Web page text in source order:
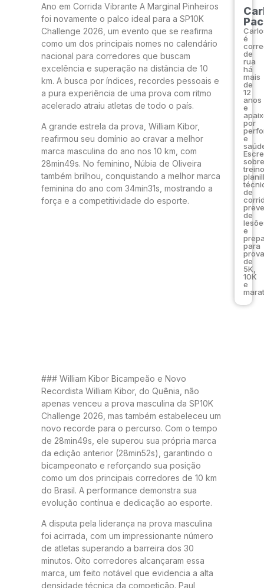
Ano em Corrida Vibrante A Marginal Pinheiros
foi novamente o palco ideal para a SP10K
Challenge 2026, um evento que se reafirma
como um dos principais nomes no calendário
nacional para corredores que buscam
excelência e superação na distância de 10
km. A busca por índices, recordes pessoais e
a pura experiência de uma prova com ritmo
acelerado atraiu atletas de todo o país.
A grande estrela da prova, William Kibor,
reafirmou seu domínio ao cravar a melhor
marca masculina do ano nos 10 km, com
28min49s. No feminino, Núbia de Oliveira
também brilhou, conquistando a melhor marca
feminina do ano com 34min31s, mostrando a
força e a competitividade do esporte.
### William Kibor Bicampeão e Novo
Recordista William Kibor, do Quênia, não
apenas venceu a prova masculina da SP10K
Challenge 2026, mas também estabeleceu um
novo recorde para o percurso. Com o tempo
de 28min49s, ele superou sua própria marca
da edição anterior (28min52s), garantindo o
bicampeonato e reforçando sua posição
como um dos principais corredores de 10 km
do Brasil. A performance demonstra sua
evolução contínua e dedicação ao esporte.
A disputa pela liderança na prova masculina
foi acirrada, com um impressionante número
de atletas superando a barreira dos 30
minutos. Oito corredores alcançaram essa
marca, um feito notável que evidencia a alta
densidade técnica da competição. Paul
é
de
rua
há
mais
de
12
anos
e
por
e
sobre
de
de
e
para
de
5K,
10K
e